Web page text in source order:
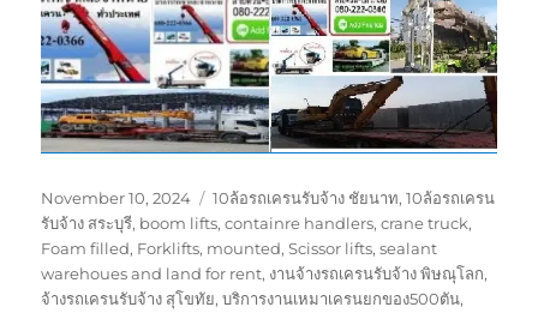
Posted
on
November 10, 2024 Tags
10ล้อรถเครนรับจ้าง ชัยนาท,10ล้อรถเครน
รับจ้าง สระบุรี, boom lifts,containre handlers,crane truck,
Foam filled, Forklifts, mounted,Scissor lifts,sealant
warehoues and land for rent, งานจ้างรถเครนรับจ้าง พิษณุโลก,
จ้างรถเครนรับจ้าง สุโขทัย,บริการงานเหมาเครนยกของ500ตัน,